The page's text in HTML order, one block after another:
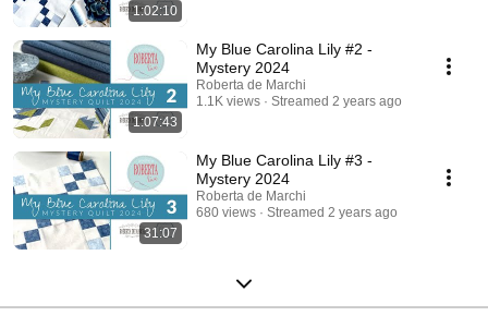
1:02:10
1:07:43
My Blue Carolina Lily #2 -
Mystery 2024
Roberta de Marchi
1.1K views
Streamed 2 years ago
31:07
My Blue Carolina Lily #3 -
Mystery 2024
Roberta de Marchi
680 views
Streamed 2 years ago